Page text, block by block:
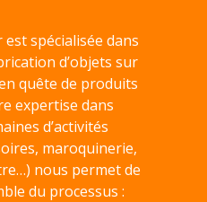
spécialisée dans
d’objets sur
quête de produits
expertise dans
d’activités
maroquinerie,
nous permet de
du processus :